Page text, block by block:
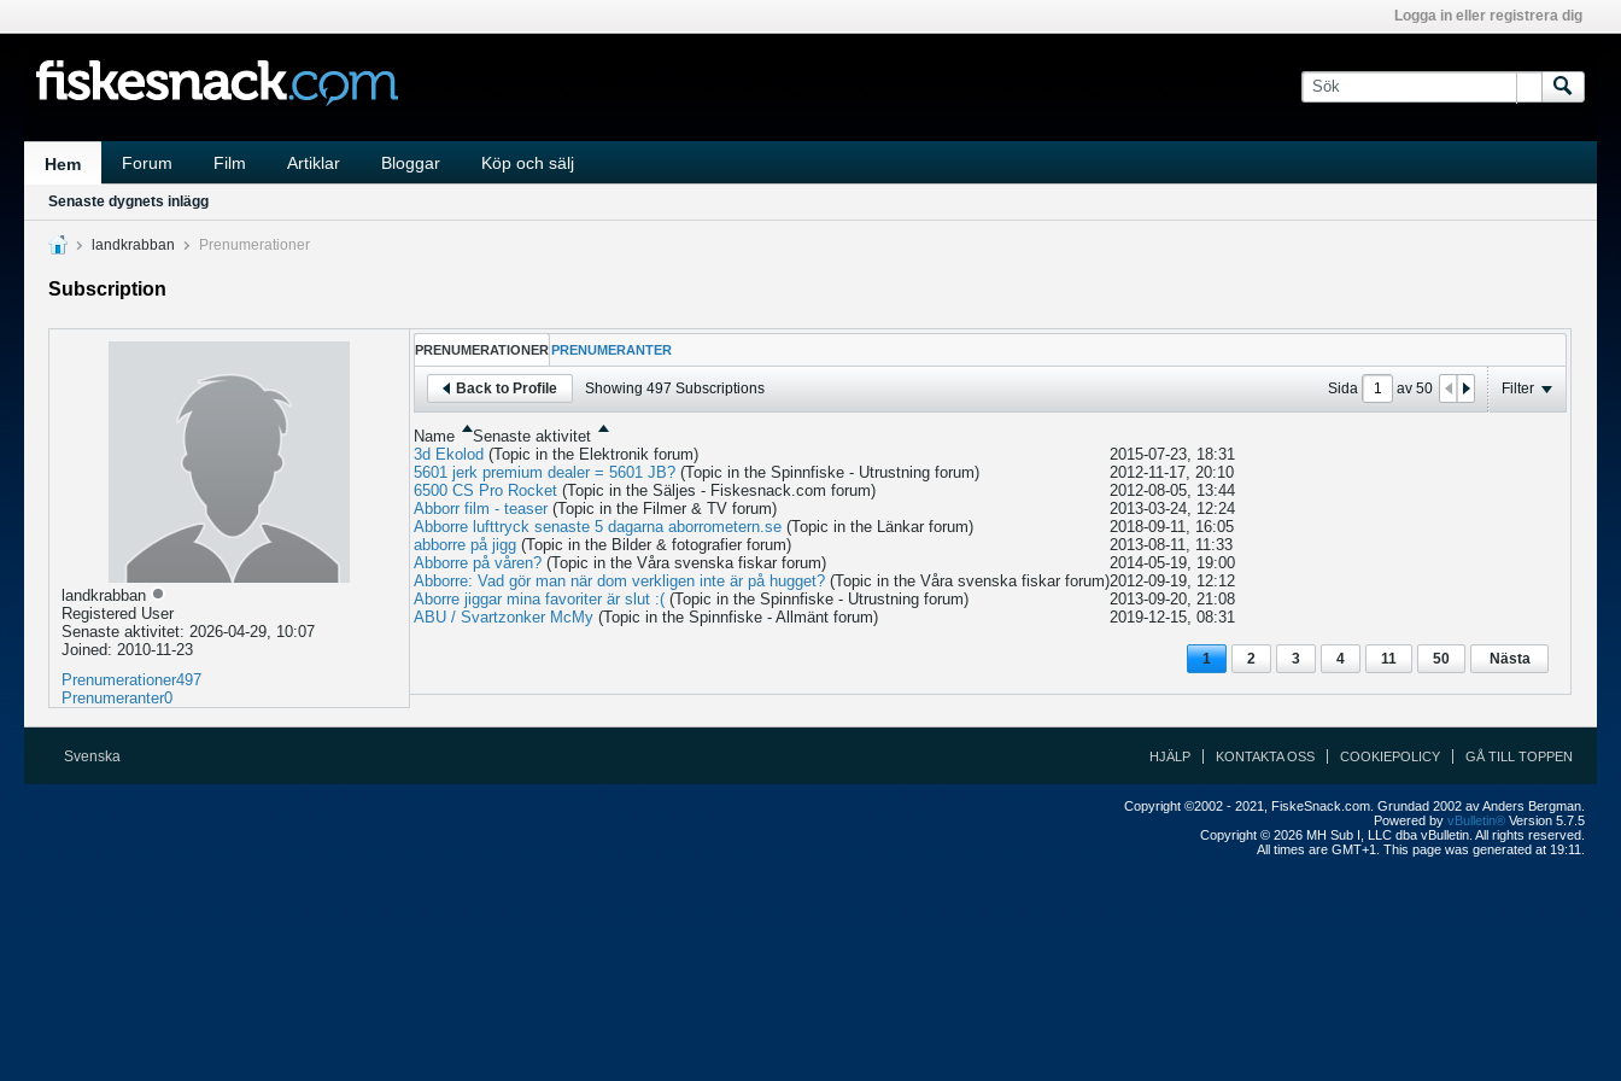
Logga in eller registrera dig
Hem Forum Film Artiklar Bloggar Köp och sälj
Senaste dygnets inlägg
landkrabban Prenumerationer
Subscription
landkrabban
Registered User
Senaste aktivitet: 2026-04-29, 10:07
Joined: 2010-11-23
Prenumerationer497
Prenumeranter0
PRENUMERATIONER PRENUMERANTER
Back to Profile Showing 497 Subscriptions Sida av50 Filter
Name
Senaste aktivitet
3d Ekolod (Topic in the Elektronik forum)
2015-07-23, 18:31
5601 jerk premium dealer = 5601 JB? (Topic in the Spinnfiske - Utrustningforum)
2012-11-17, 20:10
6500 CS Pro Rocket (Topic in the Säljes - Fiskesnack.com forum)
2012-08-05, 13:44
Abborr film - teaser (Topic in the Filmer & TVforum)
2013-03-24, 12:24
Abborre lufttryck senaste 5 dagarna aborrometern.se (Topic in the Länkarforum)
2018-09-11, 16:05
abborre på jigg (Topic in the Bilder & fotografierforum)
2013-08-11, 11:33
Abborre på våren? (Topic in the Våra svenska fiskarforum)
2014-05-19, 19:00
Abborre: Vad gör man när dom verkligen inte är på hugget? (Topic in the Våra svenska fiskarforum)2012-09-19, 12:12
Aborre jiggar mina favoriter är slut :( (Topic in the Spinnfiske - Utrustningforum)
2013-09-20, 21:08
ABU / Svartzonker McMy (Topic in the Spinnfiske - Allmäntforum) 2019-12-15, 08:31
1 2 3 4 11 50 Nästa
Svenska HJÄLP KONTAKTA OSS COOKIEPOLICY GÅ TILL TOPPEN
Copyright ©2002 - 2021, FiskeSnack.com. Grundad 2002 av Anders Bergman.
Powered by vBulletin® Version 5.7.5
Copyright © 2026 MH Sub I, LLC dba vBulletin. All rights reserved.
All times are GMT+1. This page was generated at 19:11.